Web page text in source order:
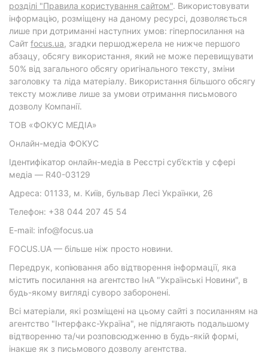
розділі "Правила користування сайтом". Використовувати
інформацію, розміщену на даному ресурсі, дозволяється
лише при дотриманні наступних умов: гіперпосилання на
Cайт focus.ua, згадки першоджерела не нижче першого
абзацу, обсягу використання, який не може перевищувати
50% від загального обсягу оригінального тексту, зміни
заголовку та ліда матеріалу. Використання більшого обсягу
тексту можливе лише за умови отримання письмового
дозволу Компанії.
ТОВ «ФОКУС МЕДІА»
Онлайн-медіа ФОКУС
Ідентифікатор онлайн-медіа в Реєстрі суб’єктів у сфері
медіа — R40-03129
Адреса: 01133, м. Київ, бульвар Лесі Українки, 26
Телефон: +38 044 207 45 54
E-mail: info@focus.ua
FOCUS.UA — більше ніж просто новини.
Передрук, копіювання або відтворення інформації, яка
містить посилання на агентство ІнА "Українські Новини", в
будь-якому вигляді суворо заборонені.
Всі матеріали, які розміщені на цьому сайті з посиланням на
агентство "Інтерфакс-Україна", не підлягають подальшому
відтворенню та/чи розповсюдженню в будь-якій формі,
інакше як з письмового дозволу агентства.